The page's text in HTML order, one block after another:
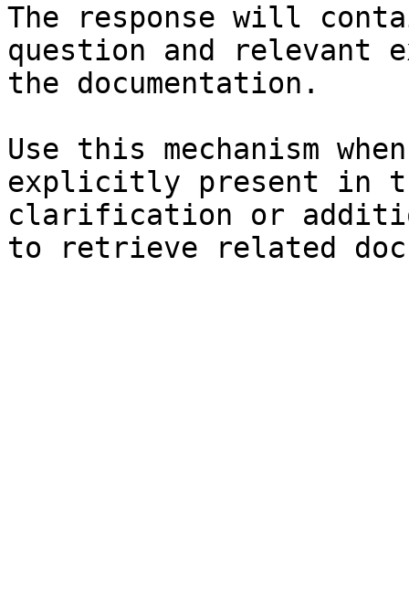
The response will
question and relevant
the documentation.
Use this mechanism
explicitly present in
clarification or